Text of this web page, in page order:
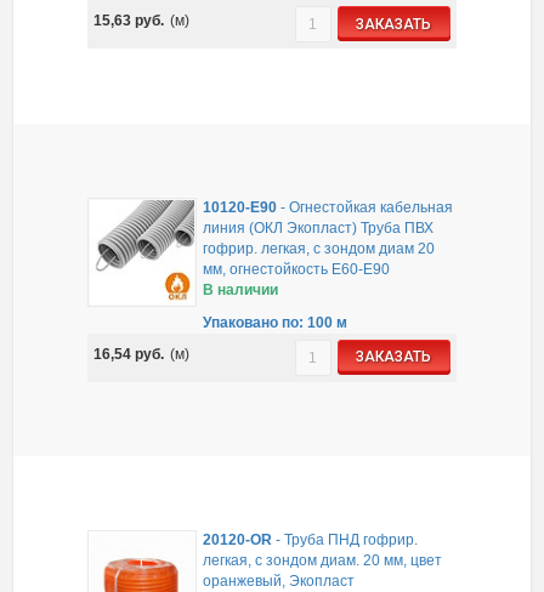
15,63руб. (м) ЗАКАЗАТЬ
10120-E90 -Огнестойкая кабельная
линия (ОКЛ Экопласт) Труба ПВХ
гофрир. легкая, с зондом диам 20
мм, огнестойкость E60-E90
В наличии
Упаковано по: 100 м
16,54руб. (м) ЗАКАЗАТЬ
20120-OR -Труба ПНД гофрир.
легкая, с зондом диам. 20 мм, цвет
оранжевый, Экопласт